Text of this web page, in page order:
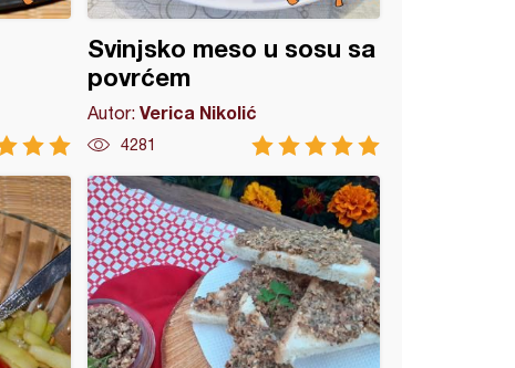
Svinjsko meso u sosu sa
povrćem
Autor:Verica Nikolić
4281